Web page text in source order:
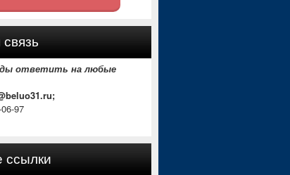
ответить на любые
97
ссылки